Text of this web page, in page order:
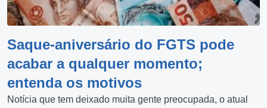
Saque-aniversário do FGTS pode
acabar a qualquer momento;
entenda os motivos
Notícia que tem deixado muita gente preocupada, o atual